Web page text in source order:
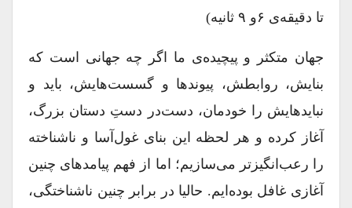
تا دقیقه‌ی ۶و ۹ ثانیه)
جهان متکثر و پیچیده‌‌ی ما اگر چه جهانی است که
بنایش، روابطش، پیوندها و گسست‌هایش، باید و
نبایدهایش را خودمان، دست‌در دستِ دستان بزرگ،
آغاز کرده و هر لحظه این بنای غول‌آسا و ناشناخته
را رعب‌انگیزتر می‌سازیم؛ اما از فهم پیامد‌های چنین
آغازی غافل بوده‌‌ایم. حالیا در برابر چنین نا‌شناختگی،